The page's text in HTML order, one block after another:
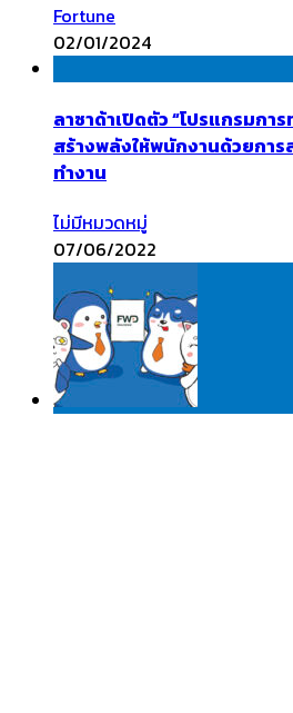
Fortune
02/01/2024
ลาซาด้าเปิดตัว “โปรแกรมกา
สร้างพลังให้พนักงานด้วยการ
ทำงาน
ไม่มีหมวดหมู่
07/06/2022